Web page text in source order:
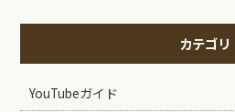
カテゴリ
YouTubeガイド